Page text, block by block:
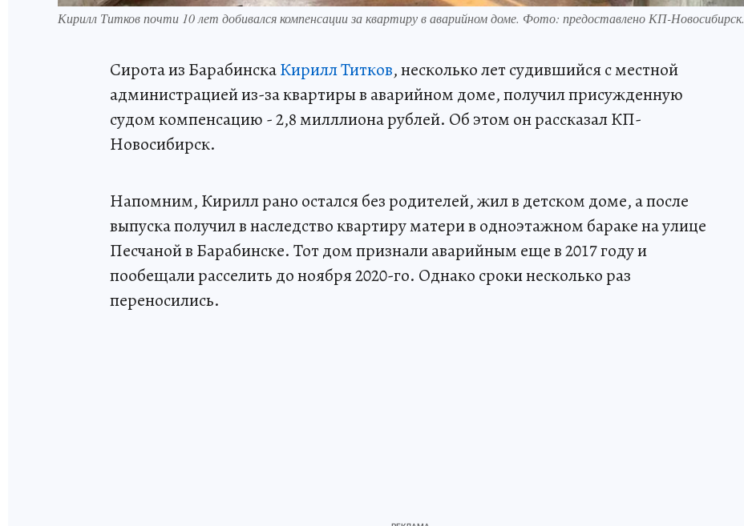
Кирилл Титков почти 10 лет добивался компенсации за квартиру в аварийном доме. Фото: предоставлено КП-Новосибирск.
Сирота из БарабинскаКирилл Титков, несколько лет судившийся с местной
администрацией из-за квартиры в аварийном доме, получил присужденную
судом компенсацию - 2,8 милллиона рублей. Об этом он рассказал КП-
Новосибирск.
Напомним, Кирилл рано остался без родителей, жил в детском доме, а после
выпуска получил в наследство квартиру матери в одноэтажном бараке на улице
Песчаной в Барабинске. Тот дом признали аварийным еще в 2017 году и
пообещали расселить до ноября 2020-го. Однако сроки несколько раз
переносились.